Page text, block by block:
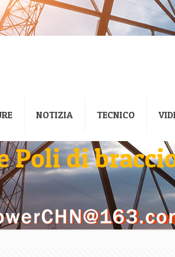
NOTIZIA TECNICO
Poli di